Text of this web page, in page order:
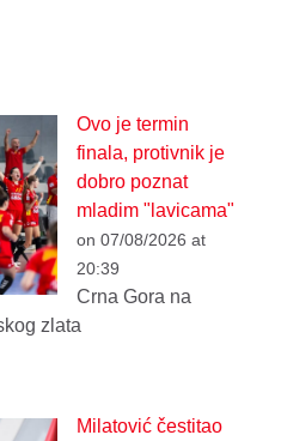
Ovo je termin
finala, protivnik je
dobro poznat
mladim "lavicama"
on 07/08/2026 at
20:39
Crna Gora na
zlata
Milatović čestitao